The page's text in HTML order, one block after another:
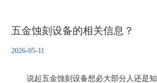
五金蚀刻设备的相关信息？
2026-05-11
说起五金蚀刻设备想必大部分人还是